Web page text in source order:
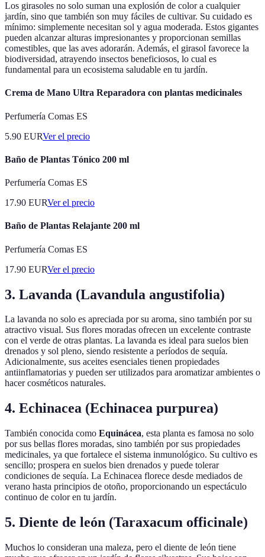
Los girasoles no solo suman una explosión de color a cualquier
jardín, sino que también son muy fáciles de cultivar. Su cuidado es
mínimo: simplemente necesitan sol y agua moderada. Estos gigantes
pueden alcanzar alturas impresionantes y proporcionan semillas
comestibles, que las aves adorarán. Además, el girasol favorece la
biodiversidad, atrayendo insectos beneficiosos, lo cual es
fundamental para un ecosistema saludable en tu jardín.
Crema de Mano Ultra Reparadora con plantas medicinales
Perfumería Comas ES
5.90 EURVer el precio
Baño de Plantas Tónico 200 ml
Perfumería Comas ES
17.90 EURVer el precio
Baño de Plantas Relajante 200 ml
Perfumería Comas ES
17.90 EURVer el precio
3. Lavanda (Lavandula angustifolia)
La lavanda no solo es apreciada por su aroma, sino también por su
atractivo visual. Sus flores moradas ofrecen un excelente contraste
con el verde de otras plantas. La lavanda es ideal para suelos bien
drenados y sol pleno, siendo resistente a períodos de sequía.
Adicionalmente, sus aceites esenciales tienen propiedades
antiinflamatorias y pueden ser utilizados para aromatizar ambientes o
hacer cosméticos naturales.
4. Echinacea (Echinacea purpurea)
También conocida como Equinácea, esta planta es famosa no solo
por sus bellas flores moradas, sino también por sus propiedades
medicinales, ya que fortalece el sistema inmunológico. Su cultivo es
sencillo; prospera en suelos bien drenados y puede tolerar
condiciones de sequía. La Echinacea florece desde mediados de
verano hasta principios de otoño, proporcionando un espectáculo
continuo de color en tu jardín.
5. Diente de león (Taraxacum officinale)
Muchos lo consideran una maleza, pero el diente de león tiene